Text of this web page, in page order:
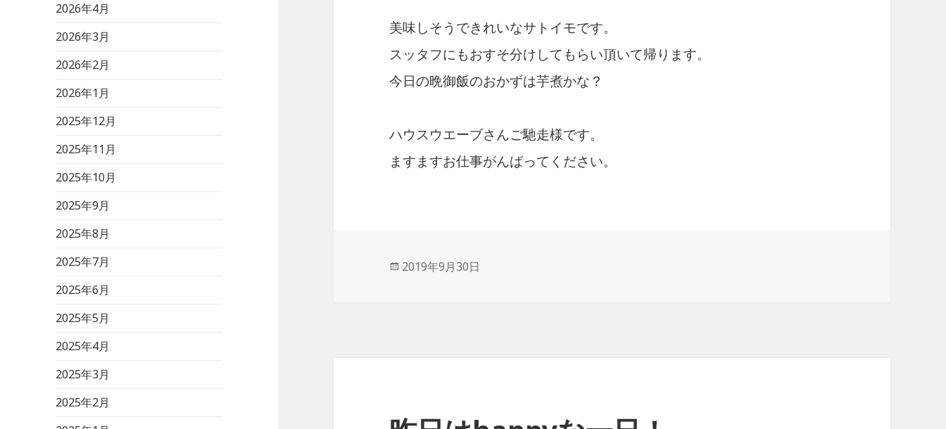
2026年4月
2026年3月
2026年2月
2026年1月
2025年12月
2025年11月
2025年10月
2025年9月
2025年8月
2025年7月
2025年6月
2025年5月
2025年4月
2025年3月
2025年2月
美味しそうできれいなサトイモです。
スッタフにもおすそ分けしてもらい頂いて帰ります。
今日の晩御飯のおかずは芋煮かな？
ハウスウエーブさんご馳走様です。
ますますお仕事がんばってください。
投
2019年9月30日